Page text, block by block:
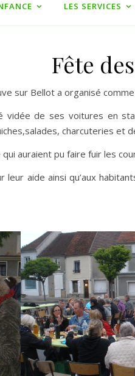
LES SERVICES
Fête
sur Bellot a organisé
de ses voitures en
charcuteries et
auraient pu faire fuir les
leur aide ainsi qu’aux